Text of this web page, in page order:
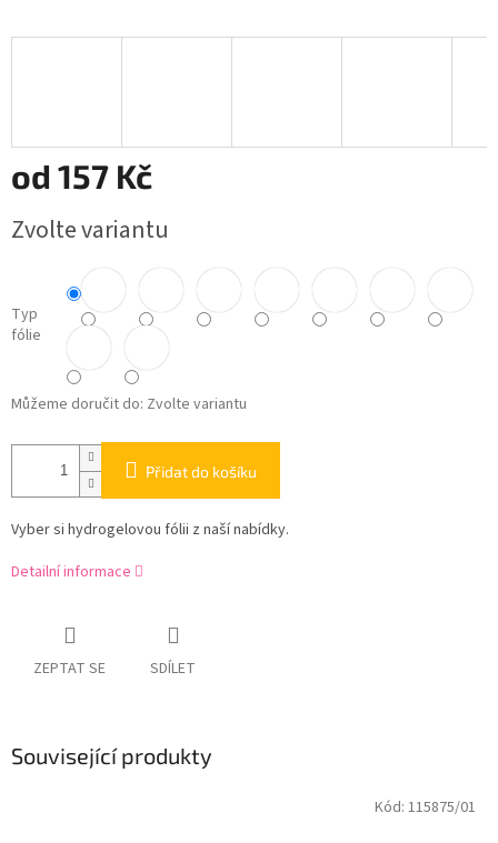
od 157 Kč
cena:
Zvolte variantu
Typ
fólie
Můžeme doručit do: Zvolte variantu
Přidat do košíku
Vyber si hydrogelovou fólii z naší nabídky.
Detailní informace
ZEPTAT SE SDÍLET
Související produkty
Kód: 115875/01